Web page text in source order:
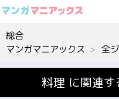
総合
マンガマニアックス
全
料理 に関連